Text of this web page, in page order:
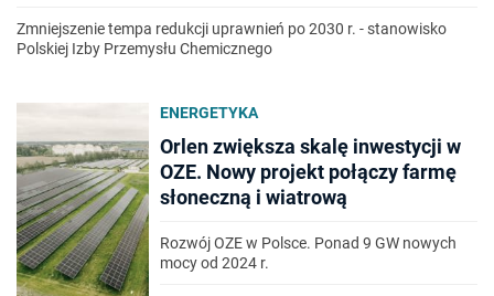
Zmniejszenie tempa redukcji uprawnień po 2030 r. - stanowisko
Polskiej Izby Przemysłu Chemicznego
ENERGETYKA
Orlen zwiększa skalę inwestycji w
OZE. Nowy projekt połączy farmę
słoneczną i wiatrową
Rozwój OZE w Polsce. Ponad 9 GW nowych
mocy od 2024 r.